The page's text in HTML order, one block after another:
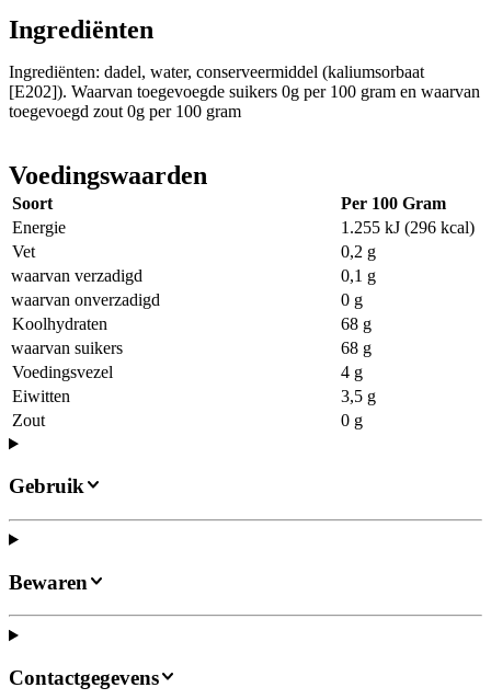
Ingrediënten
Ingrediënten: dadel, water, conserveermiddel (kaliumsorbaat
[E202]). Waarvan toegevoegde suikers 0g per 100 gram en waarvan
toegevoegd zout 0g per 100 gram
Voedingswaarden
Soort
Per 100 Gram
Energie
1.255 kJ (296 kcal)
Vet
0,2 g
waarvan verzadigd
0,1 g
waarvan onverzadigd
0 g
Koolhydraten
68 g
waarvan suikers
68 g
Voedingsvezel
4 g
Eiwitten
3,5 g
Zout
0 g
Gebruik
Bewaren
Contactgegevens